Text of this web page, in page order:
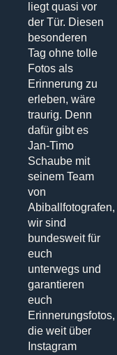
liegt quasi vor
der Tür. Diesen
besonderen
Tag ohne tolle
Fotos als
Erinnerung zu
erleben, wäre
traurig. Denn
dafür gibt es
Jan-Timo
Schaube mit
seinem Team
von
Abiballfotografen,
wir sind
bundesweit für
euch
unterwegs und
garantieren
euch
Erinnerungsfotos,
die weit über
Instagram